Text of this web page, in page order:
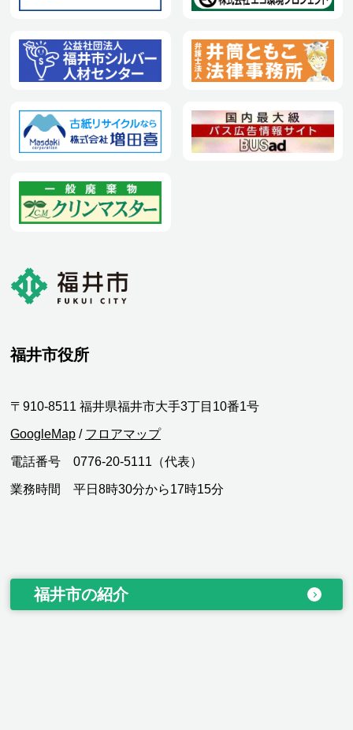
福井市役所
〒910-8511 福井県福井市大手3丁目10番1号
GoogleMap / フロアマップ
電話番号 0776-20-5111（代表）
業務時間 平日8時30分から17時15分
福井市の紹介